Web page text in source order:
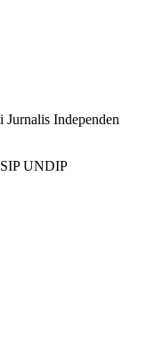
Independen
UNDIP